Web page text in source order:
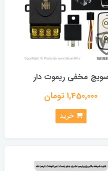
سویچ مخفی ریموت دار
1,450,000 تومان
خرید